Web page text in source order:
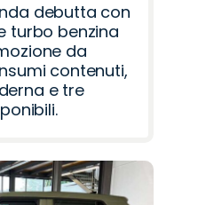
debutta con
turbo benzina
da
contenuti,
e tre